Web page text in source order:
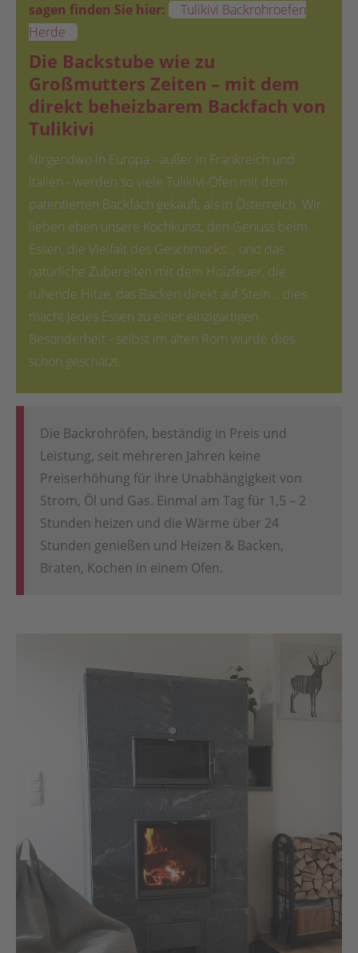
sagen finden Sie hier:
Tulikivi Backrohroefen
Herde
Die Backstube wie zu
Großmutters Zeiten – mit dem
direkt beheizbarem Backfach von
Tulikivi
Nirgendwo in Europa - außer in Frankreich und
Italien - werden so viele Tulikivi-Öfen mit dem
patentierten Backfach gekauft, als in Österreich. Wir
lieben eben unsere Kochkunst, den Genuss beim
Essen, die Vielfalt des Geschmacks... und das
natürliche Zubereiten mit dem Holzfeuer, die
ruhende Hitze, das Backen direkt auf Stein... dies
macht jedes Essen zu einer einzigartigen
Besonderheit - selbst im alten Rom wurde dies
schon geschätzt.
Die Backrohröfen, beständig in Preis und
Leistung, seit mehreren Jahren keine
Preiserhöhung für ihre Unabhängigkeit von
Strom, Öl und Gas. Einmal am Tag für 1,5 – 2
Stunden heizen und die Wärme über 24
Stunden genießen und Heizen & Backen,
Braten, Kochen in einem Ofen.